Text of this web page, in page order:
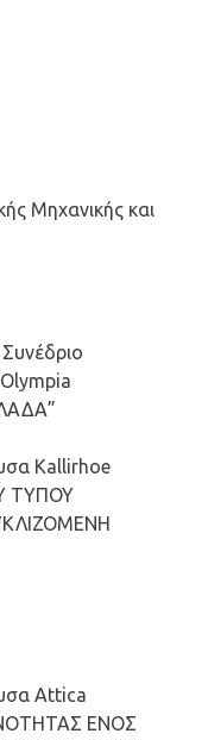
Μηχανικής και
Kallirhoe
ΤΥΠΟΥ
Αttica
ΕΝΟΣ